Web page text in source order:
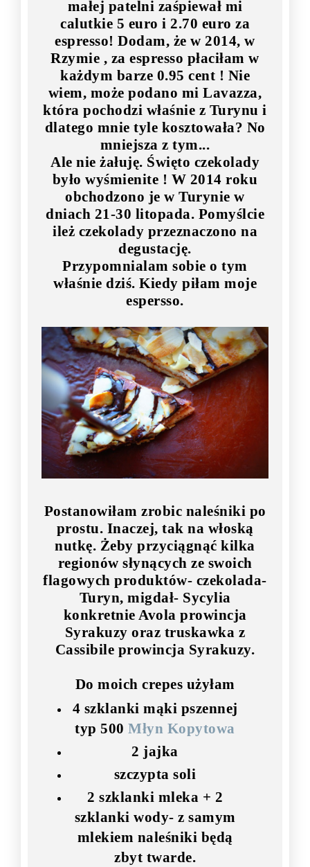
małej patelni zaśpiewał mi
calutkie 5 euro i 2.70 euro za
espresso! Dodam, że w 2014, w
Rzymie , za espresso płaciłam w
każdym barze 0.95 cent ! Nie
wiem, może podano mi Lavazza,
która pochodzi właśnie z Turynu i
dlatego mnie tyle kosztowała? No
mniejsza z tym...
Ale nie żałuję. Święto czekolady
było wyśmienite ! W 2014 roku
obchodzono je w Turynie w
dniach 21-30 litopada. Pomyślcie
ileż czekolady przeznaczono na
degustację.
Przypomnialam sobie o tym
właśnie dziś. Kiedy piłam moje
espersso.
Postanowiłam zrobic naleśniki po
prostu. Inaczej, tak na włoską
nutkę. Żeby przyciągnąć kilka
regionów słynących ze swoich
flagowych produktów- czekolada-
Turyn, migdał- Sycylia
konkretnie Avola prowincja
Syrakuzy oraz truskawka z
Cassibile prowincja Syrakuzy.
Do moich crepes użyłam
4 szklanki mąki pszennej
typ 500Młyn Kopytowa
2 jajka
szczypta soli
2 szklanki mleka + 2
szklanki wody- z samym
mlekiem naleśniki będą
zbyt twarde.